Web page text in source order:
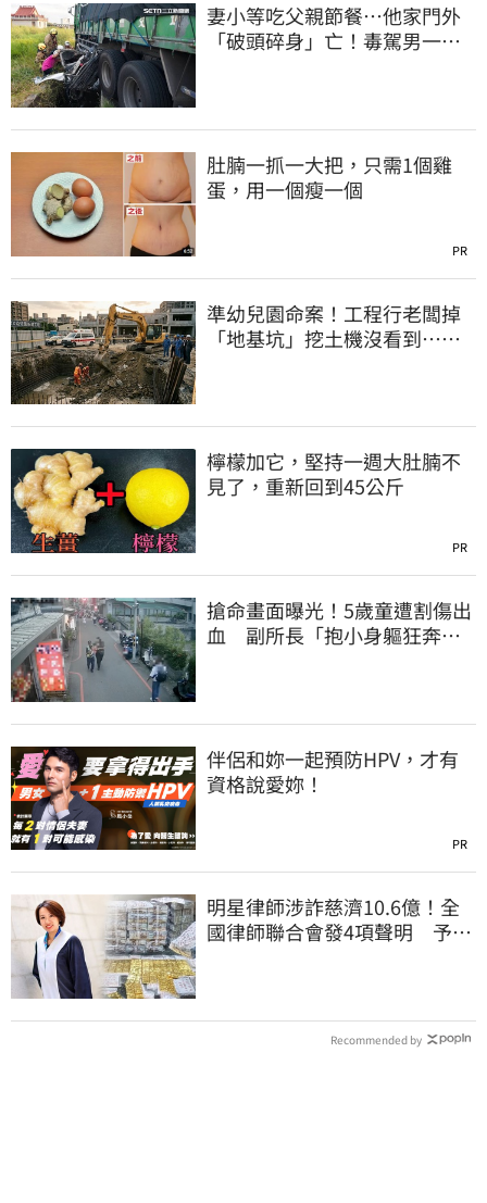
妻小等吃父親節餐⋯他家門外
「破頭碎身」亡！毒駕男一路
肚腩一抓一大把，只需1個雞
蛋，用一個瘦一個
PR
準幼兒園命案！工程行老闆掉
「地基坑」挖土機沒看到…下
檸檬加它，堅持一週大肚腩不
見了，重新回到45公斤
PR
搶命畫面曝光！5歲童遭割傷出
血 副所長「抱小身軀狂奔百
伴侶和妳一起預防HPV，才有
資格說愛妳！
PR
明星律師涉詐慈濟10.6億！全
國律師聯合會發4項聲明 予以
Recommended by